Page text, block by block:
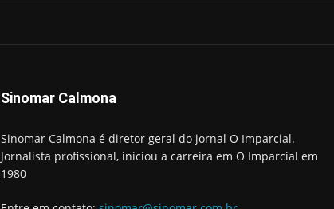
Sinomar Calmona
Sinomar Calmona é diretor geral do jornal O Imparcial.
Jornalista profissional, iniciou a carreira em O Imparcial em
1980